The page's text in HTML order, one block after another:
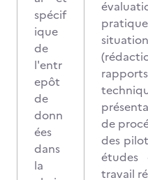
spécif
ique
de
l'entr
epôt
de
donn
ées
dans
la
de
des
études
travail